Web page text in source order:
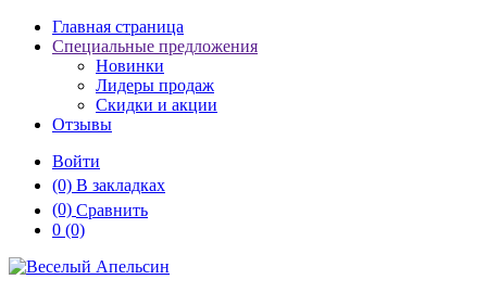
Главная страница
Специальные предложения
Новинки
Лидеры продаж
Скидки и акции
Отзывы
Войти
(0) В закладках
(0) Сравнить
0 (0)